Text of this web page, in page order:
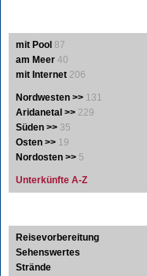
mit Pool 87
am Meer 40
mit Internet 206
Nordwesten >> 131
Aridanetal >> 229
Süden >> 35
Osten >> 19
Nordosten >> 5
Unterkünfte A-Z
Reisevorbereitung
Sehenswertes
Strände